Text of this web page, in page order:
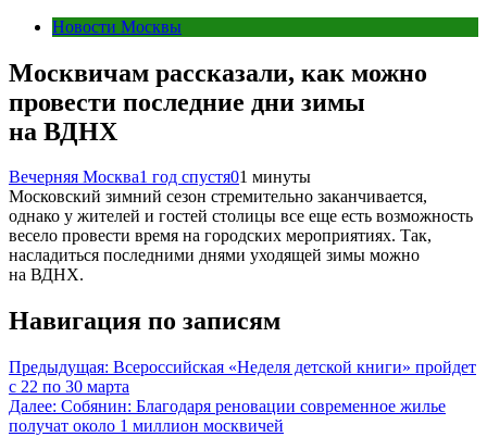
Новости Москвы
Москвичам рассказали, как можно
провести последние дни зимы
на ВДНХ
Вечерняя Москва1 год спустя01 минуты
Московский зимний сезон стремительно заканчивается,
однако у жителей и гостей столицы все еще есть возможность
весело провести время на городских мероприятиях. Так,
насладиться последними днями уходящей зимы можно
на ВДНХ.
Навигация по записям
Предыдущая: Всероссийская «Неделя детской книги» пройдет
с 22 по 30 марта
Далее: Собянин: Благодаря реновации современное жилье
получат около 1 миллион москвичей